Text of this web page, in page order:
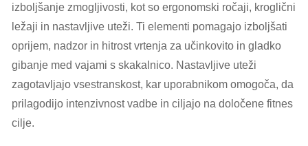
izboljšanje zmogljivosti, kot so ergonomski ročaji, kroglični
ležaji in nastavljive uteži. Ti elementi pomagajo izboljšati
oprijem, nadzor in hitrost vrtenja za učinkovito in gladko
gibanje med vajami s skakalnico. Nastavljive uteži
zagotavljajo vsestranskost, kar uporabnikom omogoča, da
prilagodijo intenzivnost vadbe in ciljajo na določene fitnes
cilje.